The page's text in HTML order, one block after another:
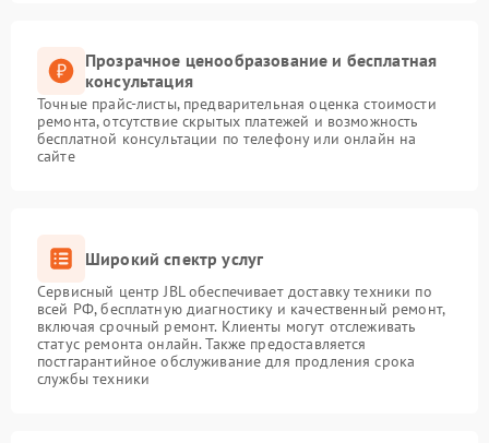
Прозрачное ценообразование и бесплатная
консультация
Точные прайс-листы, предварительная оценка стоимости
ремонта, отсутствие скрытых платежей и возможность
бесплатной консультации по телефону или онлайн на
сайте
Широкий спектр услуг
Сервисный центр JBL обеспечивает доставку техники по
всей РФ, бесплатную диагностику и качественный ремонт,
включая срочный ремонт. Клиенты могут отслеживать
статус ремонта онлайн. Также предоставляется
постгарантийное обслуживание для продления срока
службы техники